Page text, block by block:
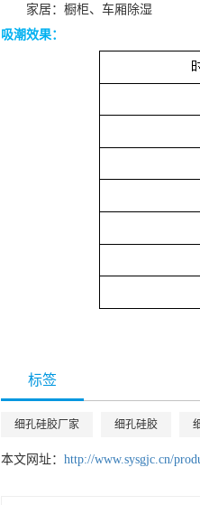
家居：橱柜、车厢除湿
吸潮效果：
标签
细孔硅胶厂家 细孔硅胶
本文网址： http://www.sysgjc.cn/